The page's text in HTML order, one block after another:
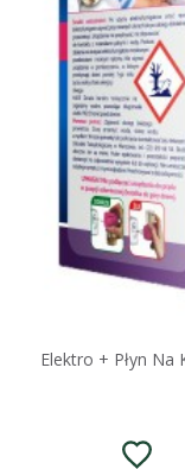
Elektro + Płyn Na